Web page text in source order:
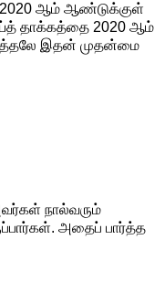
2020 ஆம் ஆண்டுக்குள்
தாக்கத்தை 2020 ஆம்
இதன் முதன்மை
நால்வரும்
அதைப் பார்த்த